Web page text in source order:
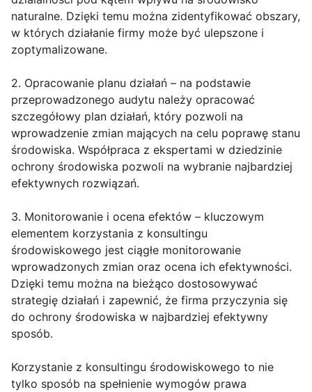
naturalne. Dzięki temu można zidentyfikować obszary,
w których działanie firmy może być ulepszone i
zoptymalizowane.
2. Opracowanie planu działań – na podstawie
przeprowadzonego audytu należy opracować
szczegółowy plan działań, który pozwoli na
wprowadzenie zmian mających na celu poprawę stanu
środowiska. Współpraca z ekspertami w dziedzinie
ochrony środowiska pozwoli na wybranie najbardziej
efektywnych rozwiązań.
3. Monitorowanie i ocena efektów – kluczowym
elementem korzystania z konsultingu
środowiskowego jest ciągłe monitorowanie
wprowadzonych zmian oraz ocena ich efektywności.
Dzięki temu można na bieżąco dostosowywać
strategię działań i zapewnić, że firma przyczynia się
do ochrony środowiska w najbardziej efektywny
sposób.
Korzystanie z konsultingu środowiskowego to nie
tylko sposób na spełnienie wymogów prawa